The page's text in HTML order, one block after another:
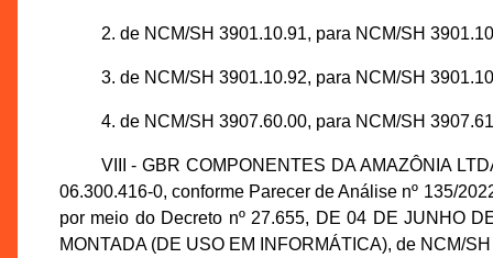
2. de NCM/SH 3901.10.91, para NCM/SH
3. de NCM/SH 3901.10.92, para NCM/SH
4. de NCM/SH 3907.60.00, para NCM/SH
VIII - GBR COMPONENTES DA AMAZÔNIA
06.300.416-0, conforme Parecer de Análise nº 135/
por meio do Decreto nº 27.655, DE 04 DE JUNHO
MONTADA (DE USO EM INFORMÁTICA), de NCM/